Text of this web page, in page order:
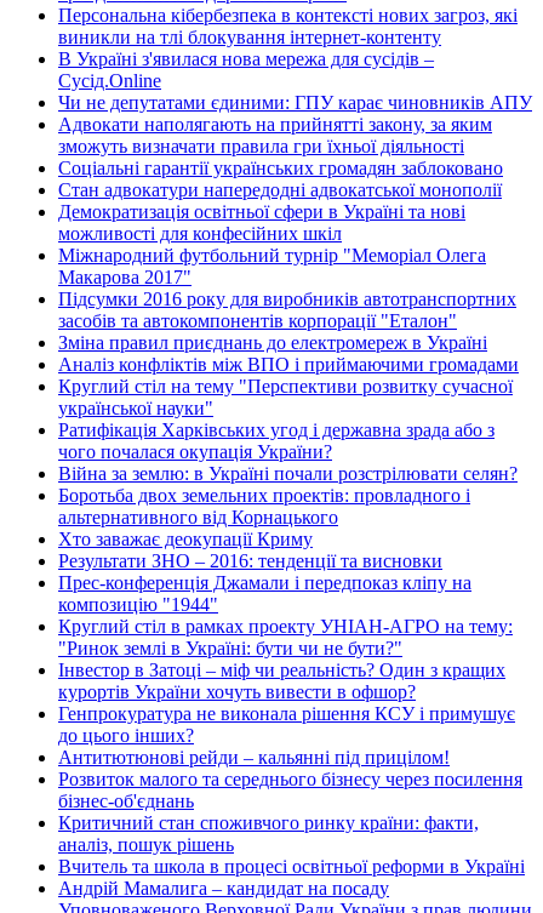
Персональна кібербезпека в контексті нових загроз, які
виникли на тлі блокування інтернет-контенту
В Україні з'явилася нова мережа для сусідів –
Сусід.Online
Чи не депутатами єдиними: ГПУ карає чиновників АПУ
Адвокати наполягають на прийнятті закону, за яким
зможуть визначати правила гри їхньої діяльності
Соціальні гарантії українських громадян заблоковано
Стан адвокатури напередодні адвокатської монополії
Демократизація освітньої сфери в Україні та нові
можливості для конфесійних шкіл
Міжнародний футбольний турнір "Меморіал Олега
Макарова 2017"
Підсумки 2016 року для виробників автотранспортних
засобів та автокомпонентів корпорації "Еталон"
Зміна правил приєднань до електромереж в Україні
Аналіз конфліктів між ВПО і приймаючими громадами
Круглий стіл на тему "Перспективи розвитку сучасної
української науки"
Ратифікація Харківських угод і державна зрада або з
чого почалася окупація України?
Війна за землю: в Україні почали розстрілювати селян?
Боротьба двох земельних проектів: провладного і
альтернативного від Корнацького
Хто заважає деокупації Криму
Результати ЗНО – 2016: тенденції та висновки
Прес-конференція Джамали і передпоказ кліпу на
композицію "1944"
Круглий стіл в рамках проекту УНІАН-АГРО на тему:
"Ринок землі в Україні: бути чи не бути?"
Інвестор в Затоці – міф чи реальність? Один з кращих
курортів України хочуть вивести в офшор?
Генпрокуратура не виконала рішення КСУ і примушує
до цього інших?
Антитютюнові рейди – кальянні під прицілом!
Розвиток малого та середнього бізнесу через посилення
бізнес-об'єднань
Критичний стан споживчого ринку країни: факти,
аналіз, пошук рішень
Вчитель та школа в процесі освітньої реформи в Україні
Андрій Мамалига – кандидат на посаду